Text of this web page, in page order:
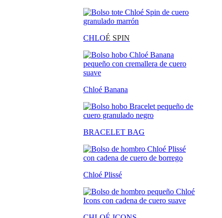
CHLOÉ SPIN
Chloé Banana
BRACELET BAG
Chloé Plissé